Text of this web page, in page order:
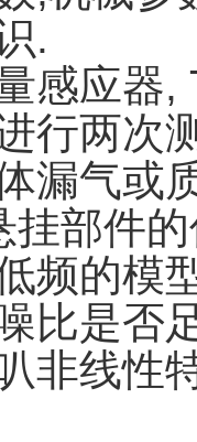
.
感应器,
行两次
漏气或
挂部件
频的模
比是否
非线性